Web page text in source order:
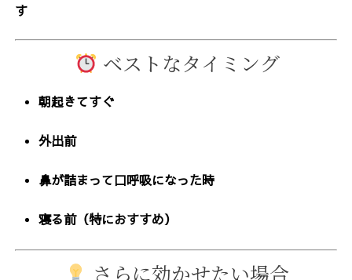
す
ベストなタイミング
朝起きてすぐ
外出前
鼻が詰まって口呼吸になった時
寝る前（特におすすめ）
さらに効かせたい場合